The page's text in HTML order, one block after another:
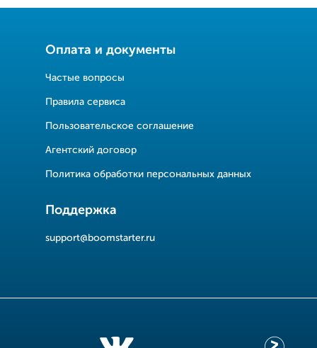
Оплата и документы
Частые вопросы
Правила сервиса
Пользовательское соглашение
Агентский договор
Политика обработки персональных данных
Поддержка
support@boomstarter.ru